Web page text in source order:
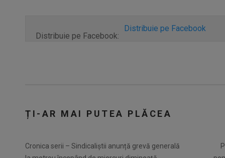
Distribuie pe Facebook:
Distribuie pe Facebook
ȚI-AR MAI PUTEA PLĂCEA
Cronica serii – Sindicaliștii anunță grevă generală